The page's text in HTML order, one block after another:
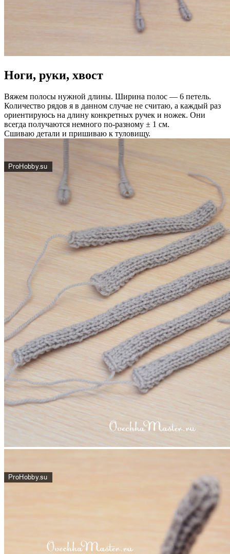
Ноги, руки, хвост
Вяжем полосы нужной длины. Ширина полос — 6 петель.
Количество рядов я в данном случае не считаю, а каждый раз
ориентируюсь на длину конкретных ручек и ножек. Они
всегда получаются немного по-разному ± 1 см.
Сшиваю детали и пришиваю к туловищу.